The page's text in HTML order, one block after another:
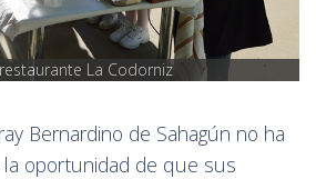
La Codorniz
Bernardino de Sahagún no ha
oportunidad de que sus